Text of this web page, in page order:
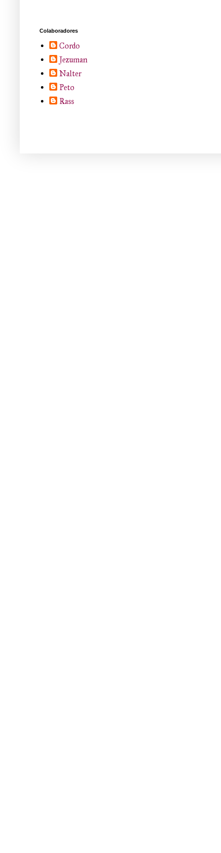
Colaboradores
Cordo
Jezuman
Nalter
Peto
Rass